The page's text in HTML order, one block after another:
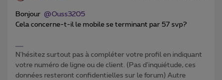
Bonjour @Ouss3205
Cela concerne-t-il le mobile se terminant par 57 svp?
N'hésitez surtout pas à compléter votre profil en indiquant
votre numéro de ligne ou de client. (Pas d'inquiétude, ces
données resteront confidentielles sur le forum) Autre